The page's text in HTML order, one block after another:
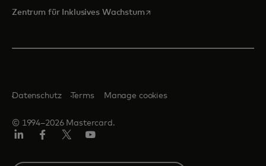
Zentrum für Inklusives Wachstumwird in einer neuen
© 1994–2026 Mastercard.
Datenschutz Terms Manage cookies